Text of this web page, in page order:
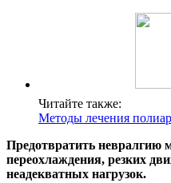
Читайте также:
Методы лечения
Предотвратить невралгию
переохлаждения, резких
неадекватных нагрузок.